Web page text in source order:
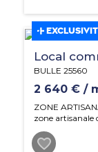
Local
BULLE 25560
2 640 € /
ZONE ARTISANALE -
zone artisanale